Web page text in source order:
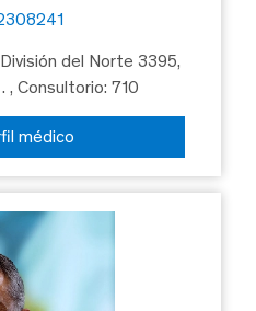
del Norte 3395,
., Consultorio: 710
médico